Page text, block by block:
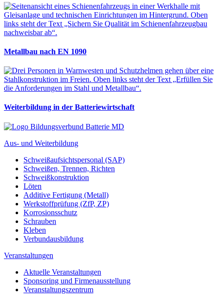
Metallbau nach EN 1090
Weiterbildung in der Batteriewirtschaft
Aus- und Weiterbildung
Schweißaufsichtspersonal (SAP)
Schweißen, Trennen, Richten
Schweißkonstruktion
Löten
Additive Fertigung (Metall)
Werkstoffprüfung (ZfP, ZP)
Korrosionsschutz
Schrauben
Kleben
Verbundausbildung
Veranstaltungen
Aktuelle Veranstaltungen
Sponsoring und Firmenausstellung
Veranstaltungszentrum